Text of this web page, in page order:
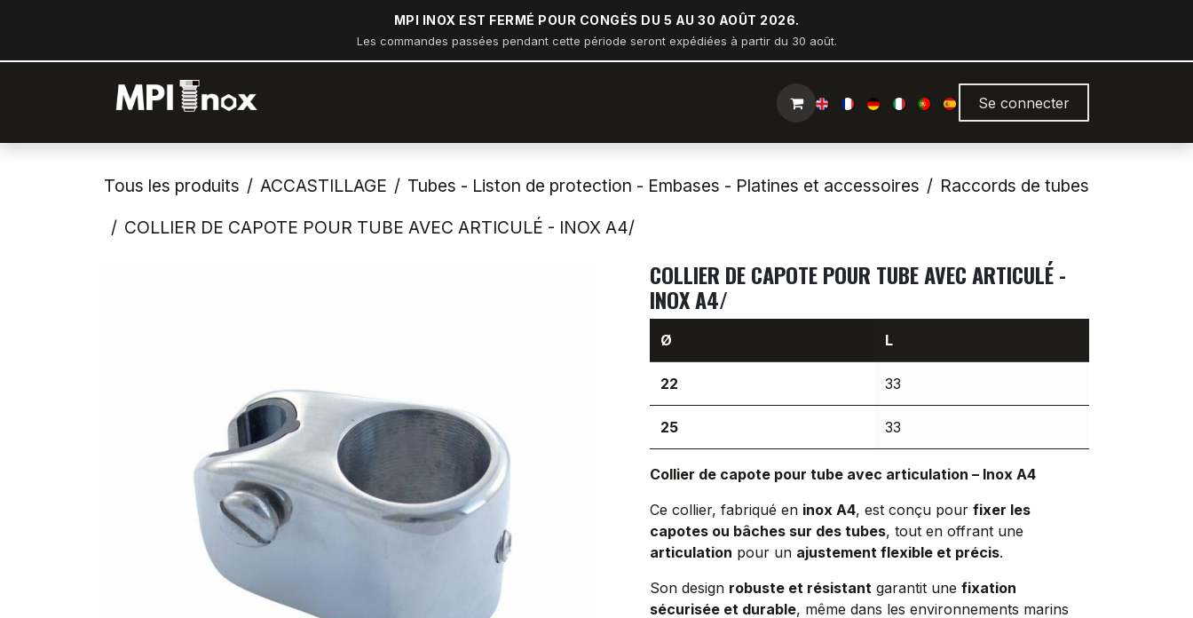
MPI INOX EST FERMÉ POUR CONGÉS DU 5 AU 30 AOÛT 2026.
Les commandes passées pendant cette période seront expédiées à partir du 30 août.
Se connecter
Tous les produits ACCASTILLAGE Tubes - Liston de protection - Embases - Platines et accessoires
Raccords de tubes
COLLIER DE CAPOTE POUR TUBE AVEC ARTICULÉ - INOX A4/
COLLIER DE CAPOTE POUR TUBE AVEC ARTICULÉ -
INOX A4/
Ø L
22 33
25 33
Collier de capote pour tube avec articulation – Inox A4
Ce collier, fabriqué en inox A4, est conçu pour fixer les
capotes ou bâches sur des tubes, tout en offrant une
articulation pour un ajustement flexible et précis.
Son design robuste et résistant garantit une fixation
sécurisée et durable, même dans les environnements marins